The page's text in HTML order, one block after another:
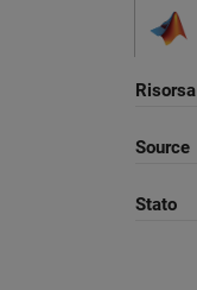
Risorsa
Source
Stato